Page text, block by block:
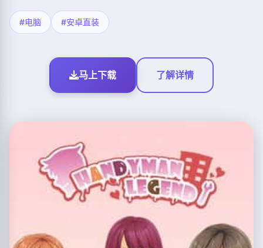
#电脑 #安卓直装
马上下载 了解详情